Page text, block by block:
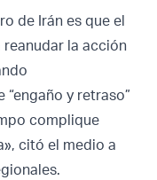
de Irán es que el
la acción
y retraso”
complique
citó el medio a